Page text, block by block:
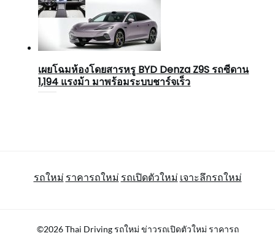
เผยโฉมห้องโดยสารหรู BYD Denza Z9S รถซีดาน
1,194 แรงม้า มาพร้อมระบบชาร์จเร็ว
รถใหม่ ราคารถใหม่ รถเปิดตัวใหม่ เจาะลึกรถใหม่
©2026 Thai Driving รถใหม่ ข่าวรถเปิดตัวใหม่ ราคารถ